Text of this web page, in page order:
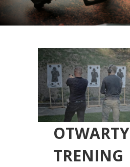
OTWARTY
TRENING